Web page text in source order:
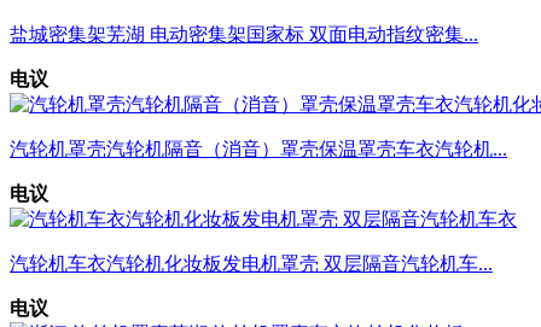
盐城密集架芜湖 电动密集架国家标 双面电动指纹密集...
电议
汽轮机罩壳汽轮机隔音（消音）罩壳保温罩壳车衣汽轮机...
电议
汽轮机车衣汽轮机化妆板发电机罩壳 双层隔音汽轮机车...
电议